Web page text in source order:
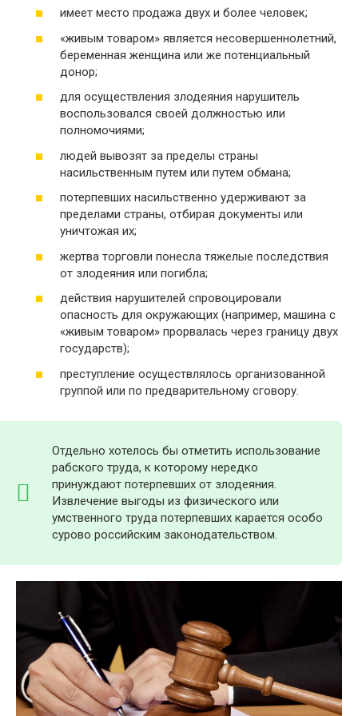
имеет место продажа двух и более человек;
«живым товаром» является несовершеннолетний,
беременная женщина или же потенциальный
донор;
для осуществления злодеяния нарушитель
воспользовался своей должностью или
полномочиями;
людей вывозят за пределы страны
насильственным путем или путем обмана;
потерпевших насильственно удерживают за
пределами страны, отбирая документы или
уничтожая их;
жертва торговли понесла тяжелые последствия
от злодеяния или погибла;
действия нарушителей спровоцировали
опасность для окружающих (например, машина с
«живым товаром» прорвалась через границу двух
государств);
преступление осуществлялось организованной
группой или по предварительному сговору.
Отдельно хотелось бы отметить использование
рабского труда, к которому нередко
принуждают потерпевших от злодеяния.
Извлечение выгоды из физического или
умственного труда потерпевших карается особо
сурово российским законодательством.